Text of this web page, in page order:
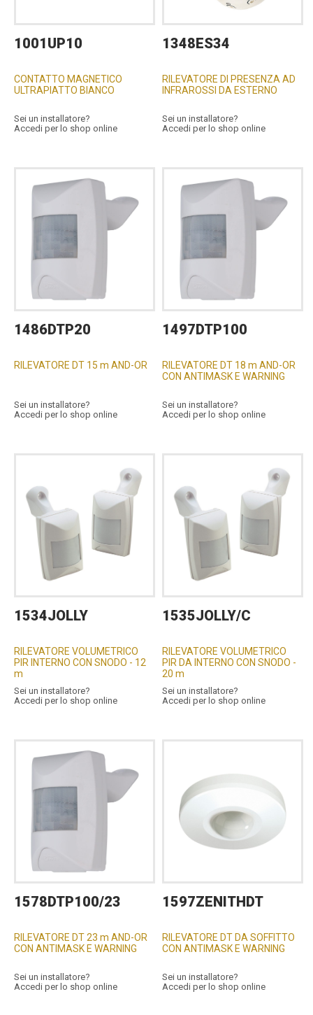
1001UP10
CONTATTO MAGNETICO
ULTRAPIATTO BIANCO
Sei un installatore?
Accedi per lo shop online
1348ES34
RILEVATORE DI PRESENZA AD
INFRAROSSI DA ESTERNO
Sei un installatore?
Accedi per lo shop online
1486DTP20
RILEVATORE DT 15 m AND-OR
Sei un installatore?
Accedi per lo shop online
1497DTP100
RILEVATORE DT 18 m AND-OR
CON ANTIMASK E WARNING
Sei un installatore?
Accedi per lo shop online
1534JOLLY
RILEVATORE VOLUMETRICO
PIR INTERNO CON SNODO - 12
m
Sei un installatore?
Accedi per lo shop online
1535JOLLY/C
RILEVATORE VOLUMETRICO
PIR DA INTERNO CON SNODO -
20 m
Sei un installatore?
Accedi per lo shop online
1578DTP100/23
RILEVATORE DT 23 m AND-OR
CON ANTIMASK E WARNING
Sei un installatore?
Accedi per lo shop online
1597ZENITHDT
RILEVATORE DT DA SOFFITTO
CON ANTIMASK E WARNING
Sei un installatore?
Accedi per lo shop online